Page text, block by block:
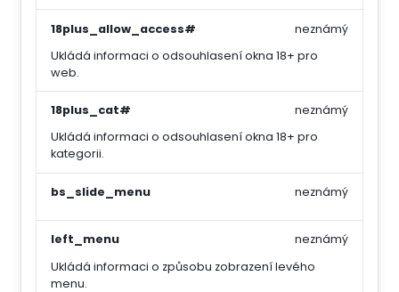
18plus_allow_access#
Ukládá informaci o odsouhlasení okna 18+ pro
web.
neznámý
18plus_cat#
Ukládá informaci o odsouhlasení okna 18+ pro
kategorii.
neznámý
bs_slide_menu neznámý
left_menu
Ukládá informaci o způsobu zobrazení levého
menu.
neznámý